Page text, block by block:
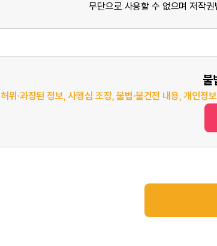
무단으로 사용할 수 없으며 저작
불
허위·과장된 정보, 사행심 조장, 불법·불건전 내용, 개인